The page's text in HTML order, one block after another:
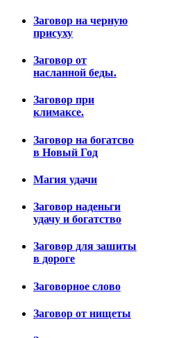
Заговор на черную
присуху
Заговор от
насланной беды.
Заговор при
климаксе.
Заговор на богатсво
в Новый Год
Магия удачи
Заговор наденьги
удачу и богатство
Заговор для зашиты
в дороге
Заговорное слово
Заговор от нищеты